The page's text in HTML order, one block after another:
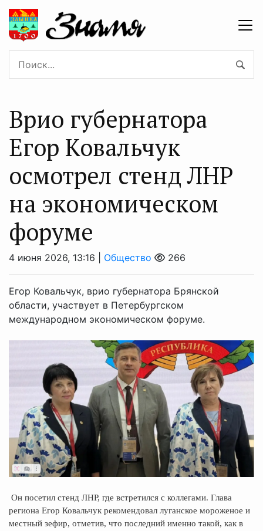
Врио губернатора
Егор Ковальчук
осмотрел стенд ЛНР
на экономическом
форуме
4 июня 2026, 13:16 | Общество 266
Егор Ковальчук, врио губернатора Брянской
области, участвует в Петербургском
международном экономическом форуме.
Он посетил стенд ЛНР, где встретился с коллегами. Глава
региона Егор Ковальчук рекомендовал луганское мороженое и
местный зефир, отметив, что последний именно такой, как в